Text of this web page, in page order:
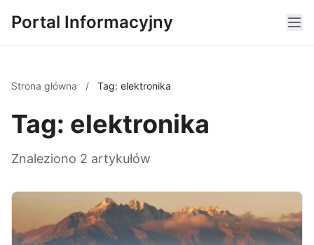
Portal Informacyjny
Strona główna / Tag: elektronika
Tag: elektronika
Znaleziono 2 artykułów